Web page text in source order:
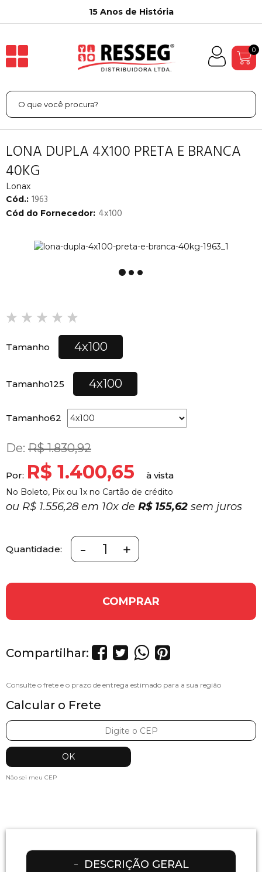
15 Anos de História
0
LONA DUPLA 4X100 PRETA E BRANCA
40KG
Lonax
Cód.: 1963
Cód do Fornecedor: 4x100
Tamanho 4x100
Tamanho125 4x100
Tamanho62
De: R$ 1.830,92
Por: R$ 1.400,65
No Boleto, Pix ou 1x no Cartão de crédito
ou R$ 1.556,28 em 10x de R$ 155,62 sem juros
Quantidade: - +
COMPRAR
Compartilhar:
Calcular o Frete
Não sei meu CEP
DESCRIÇÃO GERAL